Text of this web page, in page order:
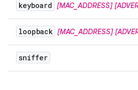
keyboard [MAC_ADDRESS]
loopback [MAC_ADDRESS]
sniffer